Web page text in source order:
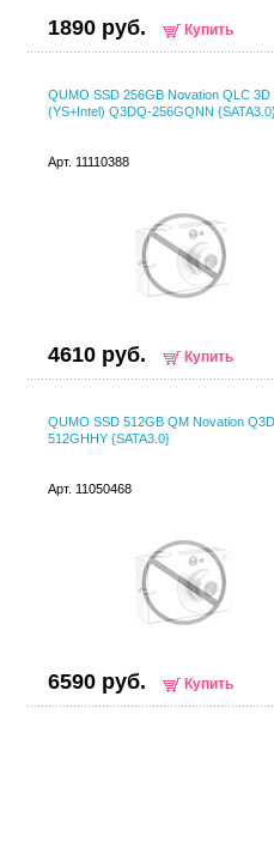
1890 руб. Купить
QUMO SSD 256GB Novation QLC 3D
(YS+Intel) Q3DQ-256GQNN
Арт. 11110388
4610 руб. Купить
QUMO SSD 512GB QM Novation
512GHHY {SATA3.0}
Арт. 11050468
6590 руб. Купить